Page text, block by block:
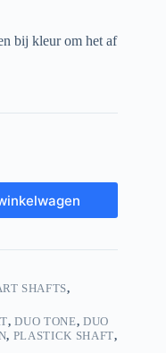
bij kleur om het af
SHAFTS,
,DUO TONE, DUO
, PLASTICK SHAFT,